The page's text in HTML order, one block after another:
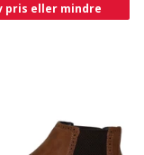
pris eller mindre